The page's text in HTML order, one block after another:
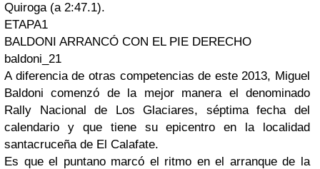
Quiroga (a 2:47.1).
ETAPA1
BALDONI ARRANCÓ CON EL PIE DERECHO
baldoni_21
A diferencia de otras competencias de este 2013, Miguel
Baldoni comenzó de la mejor manera el denominado
Rally Nacional de Los Glaciares, séptima fecha del
calendario y que tiene su epicentro en la localidad
santacruceña de El Calafate.
Es que el puntano marcó el ritmo en el arranque de la